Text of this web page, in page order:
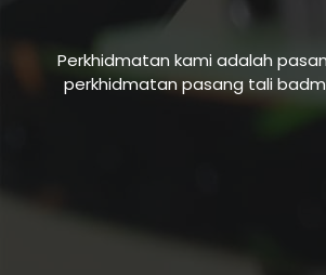
Perkhidmatan kami adalah
perkhidmatan pasang tali